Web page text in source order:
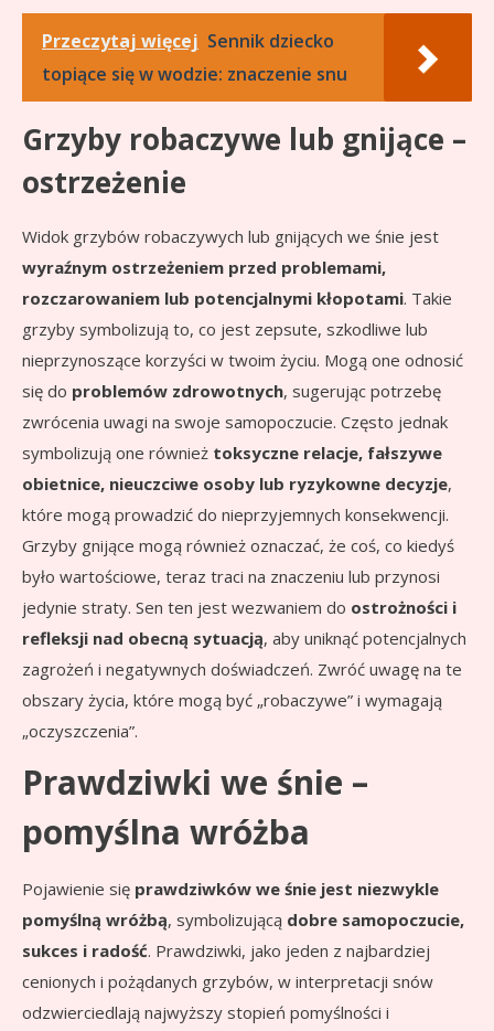
Przeczytaj więcej Sennik dziecko
topiące się w wodzie: znaczenie snu
Grzyby robaczywe lub gnijące –
ostrzeżenie
Widok grzybów robaczywych lub gnijących we śnie jest
wyraźnym ostrzeżeniem przed problemami,
rozczarowaniem lub potencjalnymi kłopotami. Takie
grzyby symbolizują to, co jest zepsute, szkodliwe lub
nieprzynoszące korzyści w twoim życiu. Mogą one odnosić
się do problemów zdrowotnych, sugerując potrzebę
zwrócenia uwagi na swoje samopoczucie. Często jednak
symbolizują one również toksyczne relacje, fałszywe
obietnice, nieuczciwe osoby lub ryzykowne decyzje,
które mogą prowadzić do nieprzyjemnych konsekwencji.
Grzyby gnijące mogą również oznaczać, że coś, co kiedyś
było wartościowe, teraz traci na znaczeniu lub przynosi
jedynie straty. Sen ten jest wezwaniem do ostrożności i
refleksji nad obecną sytuacją, aby uniknąć potencjalnych
zagrożeń i negatywnych doświadczeń. Zwróć uwagę na te
obszary życia, które mogą być „robaczywe” i wymagają
„oczyszczenia”.
Prawdziwki we śnie –
pomyślna wróżba
Pojawienie się prawdziwków we śnie jest niezwykle
pomyślną wróżbą, symbolizującą dobre samopoczucie,
sukces i radość. Prawdziwki, jako jeden z najbardziej
cenionych i pożądanych grzybów, w interpretacji snów
odzwierciedlają najwyższy stopień pomyślności i